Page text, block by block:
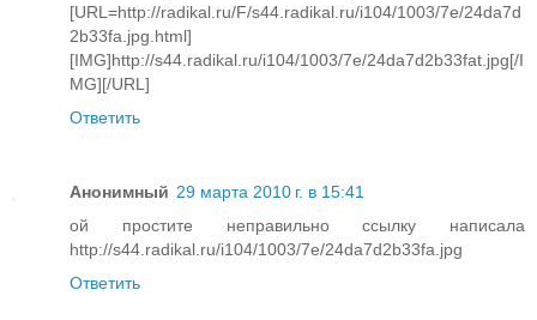
[URL=http://radikal.ru/F/s44.radikal.ru/i104/1003/7e/24da7d
2b33fa.jpg.html]
[IMG]http://s44.radikal.ru/i104/1003/7e/24da7d2b33fat.jpg[/I
MG][/URL]
Ответить
Анонимный 29 марта 2010 г. в 15:41
ой простите неправильно ссылку написала
http://s44.radikal.ru/i104/1003/7e/24da7d2b33fa.jpg
Ответить